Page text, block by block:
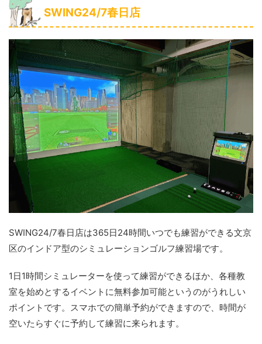
SWING24/7春日店
SWING24/7春日店は365日24時間いつでも練習ができる文京
区のインドア型のシミュレーションゴルフ練習場です。
1日1時間シミュレーターを使って練習ができるほか、各種教
室を始めとするイベントに無料参加可能というのがうれしい
ポイントです。スマホでの簡単予約ができますので、時間が
空いたらすぐに予約して練習に来られます。